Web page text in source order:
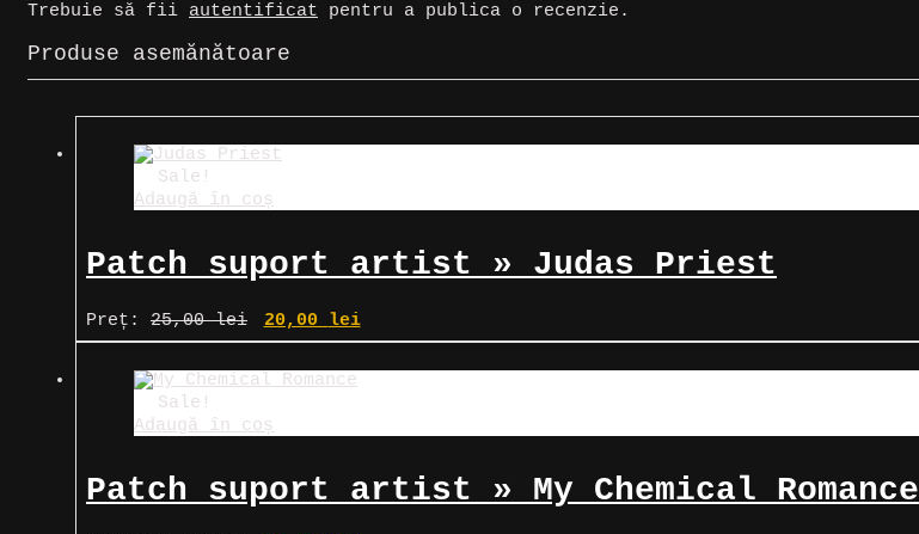
Trebuie să fii autentificat pentru a publica o recenzie.
Produse asemănătoare
Sale!
Adaugă în coș
Patch suport artist » Judas Priest
Preț: 25,00lei
Prețul
inițial
fost:
20,00 lei
curent
Sale!
Adaugă în coș
Patch suport artist » My Chemical Romance